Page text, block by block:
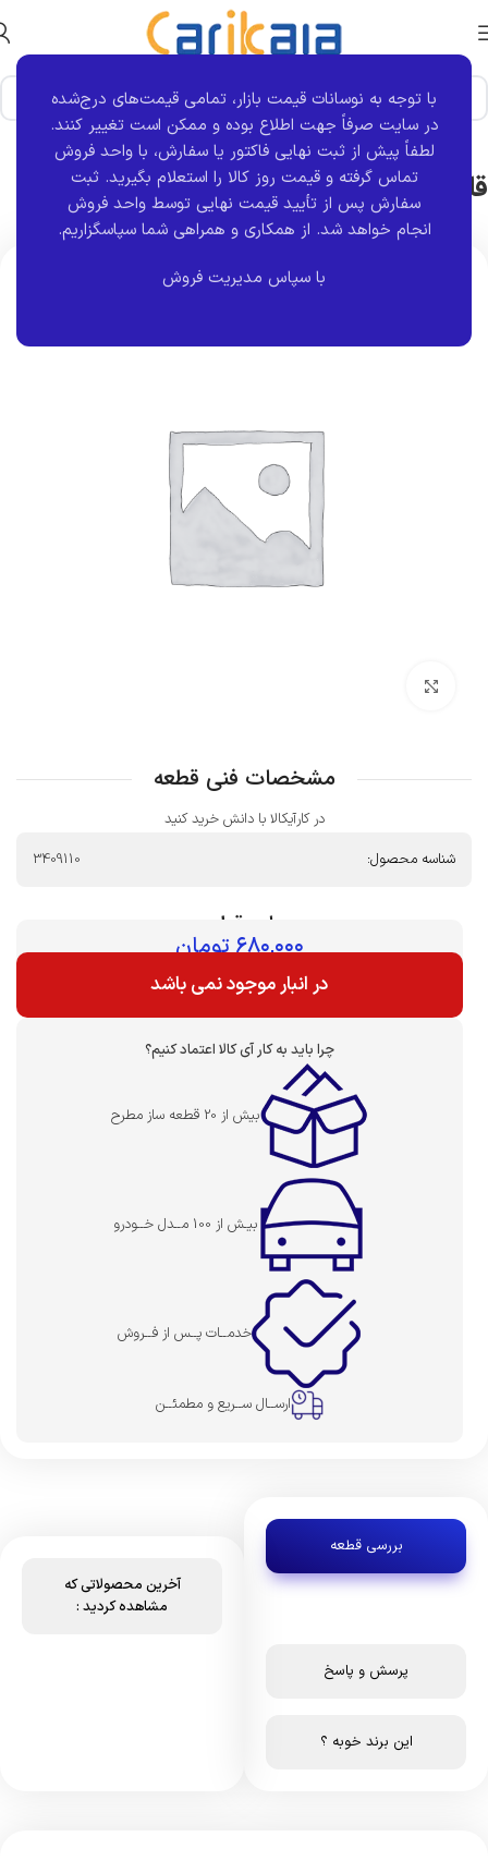
با توجه به نوسانات قیمت بازار، تمامی قیمت‌های درج‌شده
در سایت صرفاً جهت اطلاع بوده و ممکن است تغییر کنند.
لطفاً پیش از ثبت نهایی فاکتور یا سفارش، با واحد فروش
تماس گرفته و قیمت روز کالا را استعلام بگیرید. ثبت
سفارش پس از تأیید قیمت نهایی توسط واحد فروش
انجام خواهد شد. از همکاری و همراهی شما سپاسگزاریم.
با سپاس مدیریت فروش
خانه برند قطعه کروز
قاب آینه راست زانتیا کروز
مشخصات فنی قطعه
در کارآیکالا با دانش خرید کنید
شناسه محصول:
3409110
بهای قطعه :
۶۸۰,۰۰۰تومان
در انبار موجود نمی باشد
چرا باید به کار آی کالا اعتماد کنیم؟
بیش از 20 قطعه ساز مطرح
بیـش از 100 مــدل خــودرو
خدمــات پــس از فــروش
ارســال ســریع و مطمئــن
بررسی قطعه
پرسش و پاسخ
این برند خوبه ؟
آخرین محصولاتی که
مشاهده کردید :